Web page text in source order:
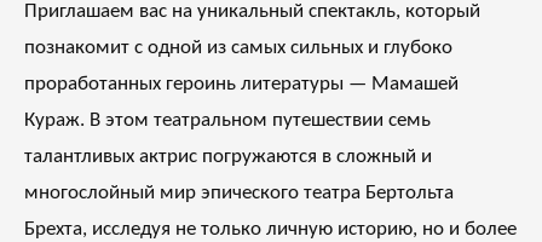
Приглашаем вас на уникальный спектакль, который
познакомит с одной из самых сильных и глубоко
проработанных героинь литературы — Мамашей
Кураж. В этом театральном путешествии семь
талантливых актрис погружаются в сложный и
многослойный мир эпического театра Бертольта
Брехта, исследуя не только личную историю, но и более